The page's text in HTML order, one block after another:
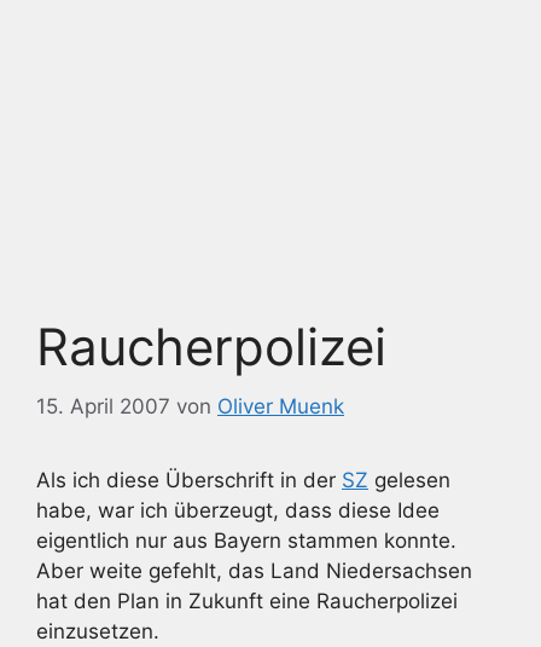
Raucherpolizei
15. April 2007 von Oliver Muenk
Als ich diese Überschrift in der SZ gelesen
habe, war ich überzeugt, dass diese Idee
eigentlich nur aus Bayern stammen konnte.
Aber weite gefehlt, das Land Niedersachsen
hat den Plan in Zukunft eine Raucherpolizei
einzusetzen.